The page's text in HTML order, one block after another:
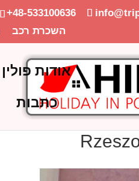
+48-533100636
השכרת רכב
אודות פולין
כתבות